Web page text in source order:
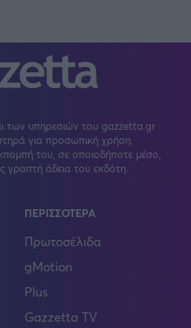
των υπηρεσιών του gazzetta.gr
για προσωπική χρήση.
του, σε οποιοδήποτε μέσο,
γραπτή άδεια του εκδότη.
ΠΕΡΙΣΣΟΤΕΡΑ
Πρωτοσέλιδα
gMotion
Plus
Gazzetta TV